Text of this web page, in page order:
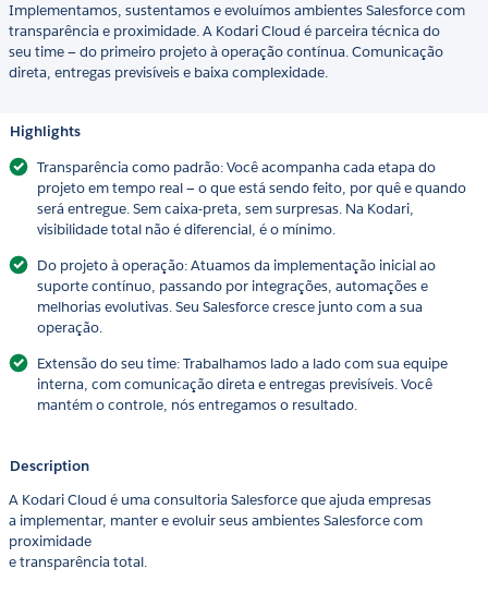
Implementamos, sustentamos e evoluímos ambientes Salesforce com
transparência e proximidade. A Kodari Cloud é parceira técnica do
seu time — do primeiro projeto à operação contínua. Comunicação
direta, entregas previsíveis e baixa complexidade.
Highlights
Transparência como padrão: Você acompanha cada etapa do
projeto em tempo real — o que está sendo feito, por quê e quando
será entregue. Sem caixa-preta, sem surpresas. Na Kodari,
visibilidade total não é diferencial, é o mínimo.
Do projeto à operação: Atuamos da implementação inicial ao
suporte contínuo, passando por integrações, automações e
melhorias evolutivas. Seu Salesforce cresce junto com a sua
operação.
Extensão do seu time: Trabalhamos lado a lado com sua equipe
interna, com comunicação direta e entregas previsíveis. Você
mantém o controle, nós entregamos o resultado.
Description
A Kodari Cloud é uma consultoria Salesforce que ajuda empresas
a implementar, manter e evoluir seus ambientes Salesforce com
proximidade
e transparência total.